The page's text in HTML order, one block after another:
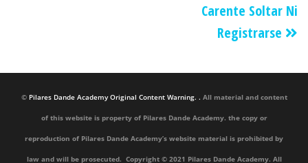
Carente Soltar Ni
Registrarse
© Pilares Dande Academy Original Content Warning. . All material and content
of this website is property of Pilares Dande Academy. the copy or
reproduction of Pilares Dande Academy’s website material is prohibited by
law and will be prosecuted. Copyright © 2021 Pilares Dande Academy. All